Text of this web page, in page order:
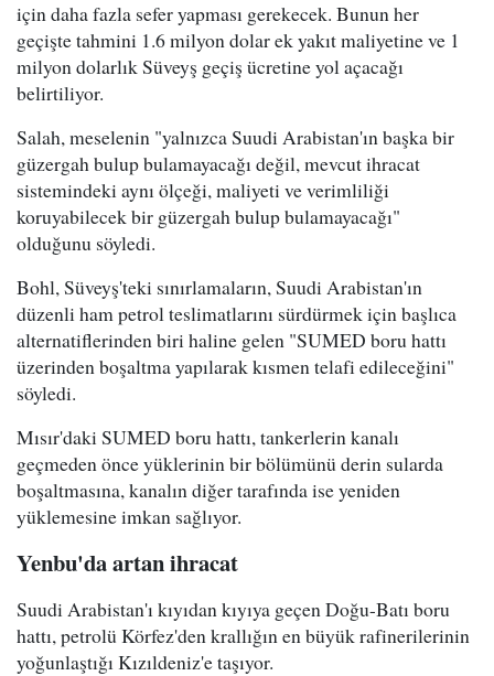
için daha fazla sefer yapması gerekecek. Bunun her
geçişte tahmini 1.6 milyon dolar ek yakıt maliyetine ve 1
milyon dolarlık Süveyş geçiş ücretine yol açacağı
belirtiliyor.
Salah, meselenin "yalnızca Suudi Arabistan'ın başka bir
güzergah bulup bulamayacağı değil, mevcut ihracat
sistemindeki aynı ölçeği, maliyeti ve verimliliği
koruyabilecek bir güzergah bulup bulamayacağı"
olduğunu söyledi.
Bohl, Süveyş'teki sınırlamaların, Suudi Arabistan'ın
düzenli ham petrol teslimatlarını sürdürmek için başlıca
alternatiflerinden biri haline gelen "SUMED boru hattı
üzerinden boşaltma yapılarak kısmen telafi edileceğini"
söyledi.
Mısır'daki SUMED boru hattı, tankerlerin kanalı
geçmeden önce yüklerinin bir bölümünü derin sularda
boşaltmasına, kanalın diğer tarafında ise yeniden
yüklemesine imkan sağlıyor.
Yenbu'da artan ihracat
Suudi Arabistan'ı kıyıdan kıyıya geçen Doğu-Batı boru
hattı, petrolü Körfez'den krallığın en büyük rafinerilerinin
yoğunlaştığı Kızıldeniz'e taşıyor.